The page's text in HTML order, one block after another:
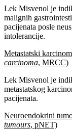
Lek Misvenol je
malignih
pacijenata posle
intolerancije.
Metastatski
carcinoma, MRCC)
Lek Misvenol je
metastatskog
pacijenata.
Neuroendokrini
tumours, pNET)